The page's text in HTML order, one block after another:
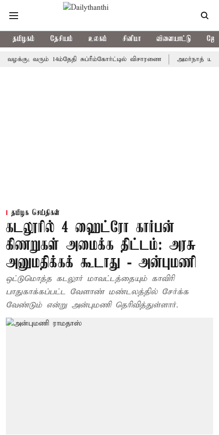
தமிழகம் தேசியம் உலகம் சினிமா விளையாட்டு
வரும் 14ம்தேதி சுப்ரீம்கோர்ட்டில் விசாரணை அமர்நாத் யாத்திரை
தமிழக செய்திகள்
கடலூரில் 4 ஹைட்ரோ கார்பன்
கிணறுகள் அமைக்க திட்டம்: அரசு
அனுமதிக்கக் கூடாது - அன்புமணி
ஒட்டுமொத்த கடலூர் மாவட்டத்தையும் காவிரி
பாதுகாக்கப்பட்ட வேளாண் மண்டலத்தில் சேர்க்க
வேண்டும் என்று அன்புமணி தெரிவித்துள்ளார்.